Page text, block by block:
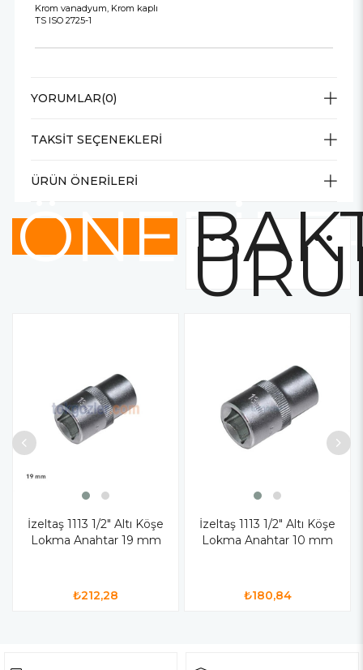
Krom vanadyum, Krom kaplı
TS ISO 2725-1
YORUMLAR(0)
TAKSIT SEÇENEKLERI
ÜRÜN ÖNERILERI
İzeltaş 1113 1/2" Altı Köşe
Lokma Anahtar 19 mm
₺212,28
İzeltaş 1113 1/2" Altı Köşe
Lokma Anahtar 10 mm
₺180,84